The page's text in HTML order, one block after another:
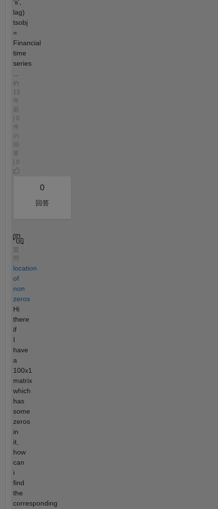
's',
lag)
tsobj
=
Financial
time
series
...
約
13
年
前
| 0
件
の
回
答
| 0
0
回答
質
location
of
non
zeros
Hi
there
if
I
have
a
100x1
matrix
which
has
some
zeros
in
it,
how
can
i
find
the
corresponding